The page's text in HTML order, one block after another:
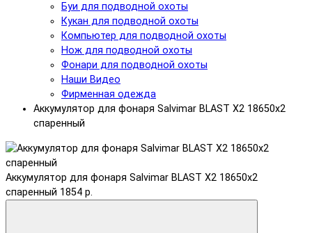
Буи для подводной охоты
Кукан для подводной охоты
Компьютер для подводной охоты
Нож для подводной охоты
Фонари для подводной охоты
Наши Видео
Фирменная одежда
Аккумулятор для фонаря Salvimar BLAST X2 18650х2
спаренный
Аккумулятор для фонаря Salvimar BLAST X2 18650х2
спаренный 1854 р.